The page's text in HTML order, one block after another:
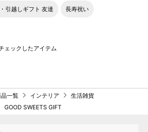
引越しギフト 友達 長寿祝い
ェックしたアイテム
一覧 インテリア
生活雑貨
GOOD SWEETS GIFT